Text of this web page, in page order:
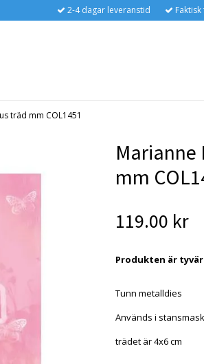
2-4 dagar leveranstid
träd mm COL1451
Marianne
mm
119.00 kr
Produkten är
Tunn metalldies
Används i
trädet är 4x6 cm